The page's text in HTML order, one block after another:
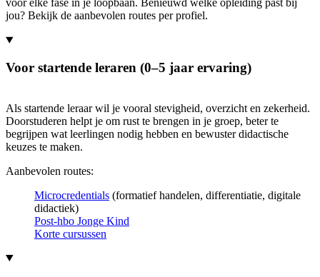
voor elke fase in je loopbaan. Benieuwd welke opleiding past bij
jou? Bekijk de aanbevolen routes per profiel.
Voor startende leraren (0–5 jaar ervaring)
Als startende leraar wil je vooral stevigheid, overzicht en zekerheid.
Doorstuderen helpt je om rust te brengen in je groep, beter te
begrijpen wat leerlingen nodig hebben en bewuster didactische
keuzes te maken.
Aanbevolen routes:
Microcredentials (formatief handelen, differentiatie, digitale
didactiek)
Post-hbo Jonge Kind
Korte cursussen